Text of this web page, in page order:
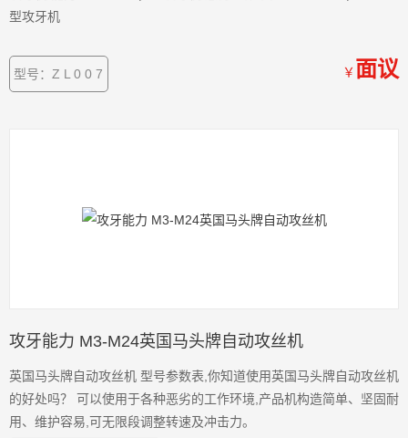
型攻牙机
型号：Z L 0 0 7 ￥ 面议
攻牙能力 M3-M24英国马头牌自动攻丝机
英国马头牌自动攻丝机 型号参数表,你知道使用英国马头牌自动攻丝机
的好处吗？ 可以使用于各种恶劣的工作环境,产品机构造简单、坚固耐
用、维护容易,可无限段调整转速及冲击力。